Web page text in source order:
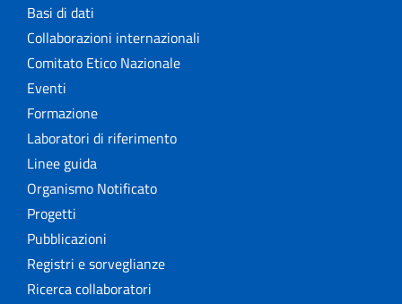
Basi di dati
Collaborazioni internazionali
Comitato Etico Nazionale
Eventi
Formazione
Laboratori di riferimento
Linee guida
Organismo Notificato
Progetti
Pubblicazioni
Registri e sorveglianze
Ricerca collaboratori